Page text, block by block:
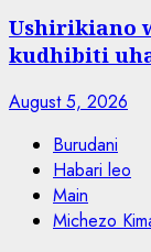
Ushirikiano
kudhibiti
August 5, 2026
Burudani
Habari leo
Main
Michezo